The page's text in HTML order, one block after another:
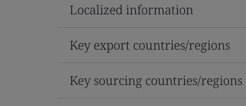
Localized information
Key export countries/regions
Key sourcing countries/regions